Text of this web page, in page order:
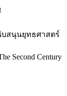
สนุนยุทธศาสตร์
Second Century